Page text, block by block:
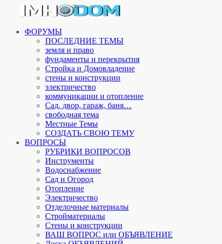
ФОРУМЫ
ПОСЛЕДНИЕ ТЕМЫ
земля и право
фундаменты и перекрытия
Стройка и Домовладение
стены и конструкции
электричество
коммуникации и отопление
Cад, двор, гараж, баня…
свободная тема
Местные Темы
СОЗДАТЬ СВОЮ ТЕМУ
ВОПРОСЫ
РУБРИКИ ВОПРОСОВ
Инструменты
Водоснабжение
Сад и Огород
Отопление
Электричество
Отделочные материалы
Стройматериалы
Стены и конструкции
ВАШ ВОПРОС или ОБЪЯВЛЕНИЕ